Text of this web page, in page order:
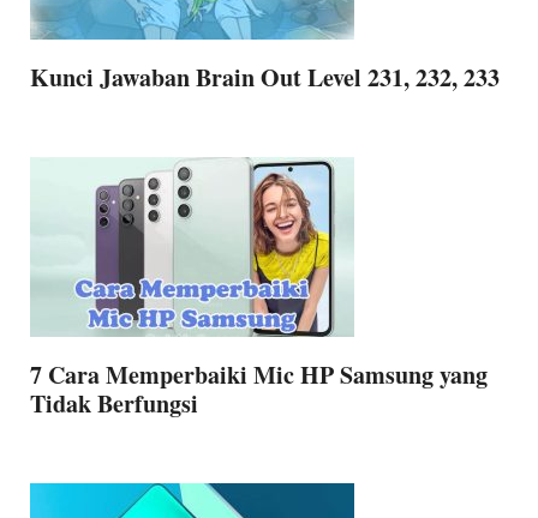
Kunci Jawaban Brain Out Level 231, 232, 233
7 Cara Memperbaiki Mic HP Samsung yang
Tidak Berfungsi